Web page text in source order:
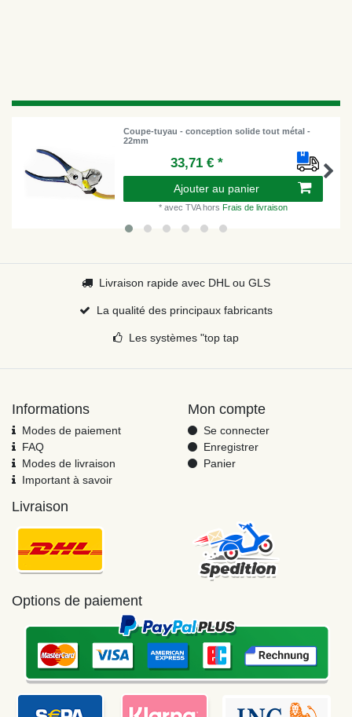
Coupe-tuyau - conception solide tout métal -
22mm
33,71 € *
Ajouter au panier
* avec TVAhors Frais de livraison
Livraison rapide avec DHL ou GLS
La qualité des principaux fabricants
Les systèmes "top tap
Informations
Modes de paiement
FAQ
Modes de livraison
Important à savoir
Mon compte
Se connecter
Enregistrer
Panier
Livraison
Options de paiement